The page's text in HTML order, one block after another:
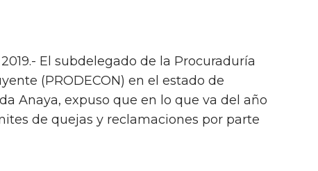
El subdelegado de la Procuraduría
(PRODECON) en el estado de
Anaya, expuso que en lo que va del año
de quejas y reclamaciones por parte